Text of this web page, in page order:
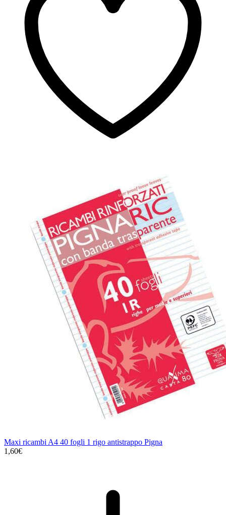
Maxi ricambi A4 40 fogli 1 rigo antistrappo Pigna
1,60€